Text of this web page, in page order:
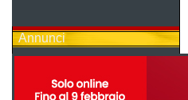
Annunci